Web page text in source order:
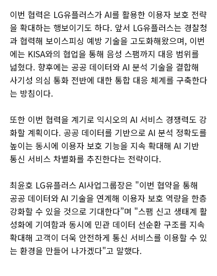
이번 협력은 LG유플러스가 AI를 활용한 이용자 보호 전략
을 확대하는 행보이기도 하다. 앞서 LG유플러스는 경찰청
과 협력해 보이스피싱 예방 기술을 고도화해왔으며, 이번
에는 KISA와의 협업을 통해 음성 스팸까지 대응 범위를
넓혔다. 향후에는 공공 데이터와 AI 분석 기술을 결합해
사기성 의심 통화 전반에 대한 통합 대응 체계를 구축한다
는 방침이다.
또한 이번 협력을 계기로 익시오의 AI 서비스 경쟁력도 강
화할 계획이다. 공공 데이터를 기반으로 AI 분석 정확도를
높이는 동시에 이용자 보호 기능을 지속 확대해 AI 기반
통신 서비스 차별화를 추진한다는 전략이다.
최윤호 LG유플러스 AI사업그룹장은 "이번 협약을 통해
공공 데이터와 AI 기술을 연계해 이용자 보호 역량을 한층
강화할 수 있을 것으로 기대한다”며 "스팸 신고 생태계 활
성화에 기여함과 동시에 민관 데이터 선순환 구조를 지속
확대해 고객이 더욱 안전하게 통신 서비스를 이용할 수 있
는 환경을 만들어 나가겠다"고 말했다.